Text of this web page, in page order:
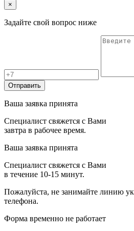
×
Задайте свой вопрос ниже
Отправить
Ваша заявка принята
Специалист свяжется с Вами
завтра в рабочее время.
Ваша заявка принята
Специалист свяжется с Вами
в течение 10-15 минут.
Пожалуйста, не занимайте линию
телефона.
Форма временно не работает